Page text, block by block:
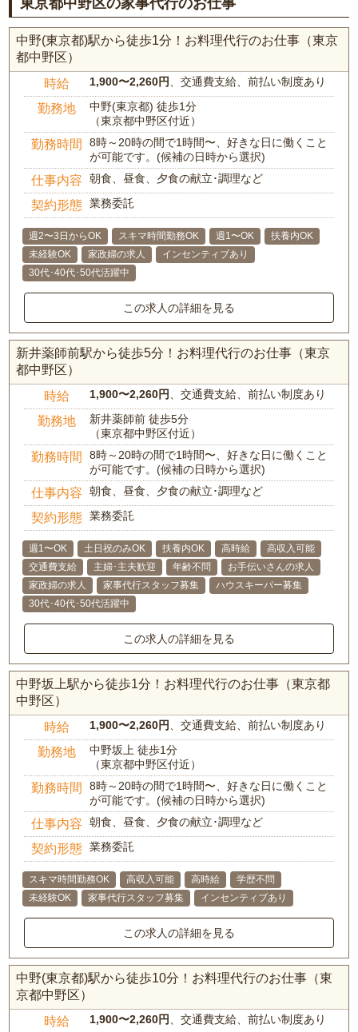
東京都中野区の家事代行のお仕事
中野(東京都)駅から徒歩1分！お料理代行のお仕事（東京
都中野区）
時給 1,900〜2,260円 、交通費支給、前払い制度あり
勤務地
中野(東京都) 徒歩1分
（東京都中野区付近）
勤務時間
8時～20時の間で1時間〜、好きな日に働くこと
が可能です。(候補の日時から選択)
仕事内容 朝食、昼食、夕食の献立･調理など
契約形態 業務委託
週2〜3日からOK スキマ時間勤務OK 週1〜OK
扶養内OK
未経験OK
家政婦の求人
インセンティブあり
30代･40代･50代活躍中
この求人の詳細を見る
新井薬師前駅から徒歩5分！お料理代行のお仕事（東京
都中野区）
時給 1,900〜2,260円 、交通費支給、前払い制度あり
勤務地
新井薬師前 徒歩5分
（東京都中野区付近）
勤務時間
8時～20時の間で1時間〜、好きな日に働くこと
が可能です。(候補の日時から選択)
仕事内容 朝食、昼食、夕食の献立･調理など
契約形態 業務委託
週1〜OK 土日祝のみOK 扶養内OK 高時給
高収入可能
交通費支給
主婦･主夫歓迎 年齢不問
お手伝いさんの求人
家政婦の求人
家事代行スタッフ募集
ハウスキーパー募集
30代･40代･50代活躍中
この求人の詳細を見る
中野坂上駅から徒歩1分！お料理代行のお仕事（東京都
中野区）
時給 1,900〜2,260円 、交通費支給、前払い制度あり
勤務地
中野坂上 徒歩1分
（東京都中野区付近）
勤務時間
8時～20時の間で1時間〜、好きな日に働くこと
が可能です。(候補の日時から選択)
仕事内容 朝食、昼食、夕食の献立･調理など
契約形態 業務委託
スキマ時間勤務OK 高収入可能 高時給
学歴不問
未経験OK
家事代行スタッフ募集 インセンティブあり
この求人の詳細を見る
中野(東京都)駅から徒歩10分！お料理代行のお仕事（東
京都中野区）
時給 1,900〜2,260円 、交通費支給、前払い制度あり